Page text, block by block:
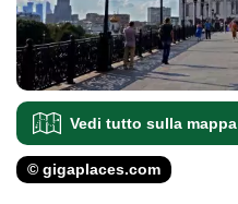
Vedi tutto sulla mappa
© gigaplaces.com